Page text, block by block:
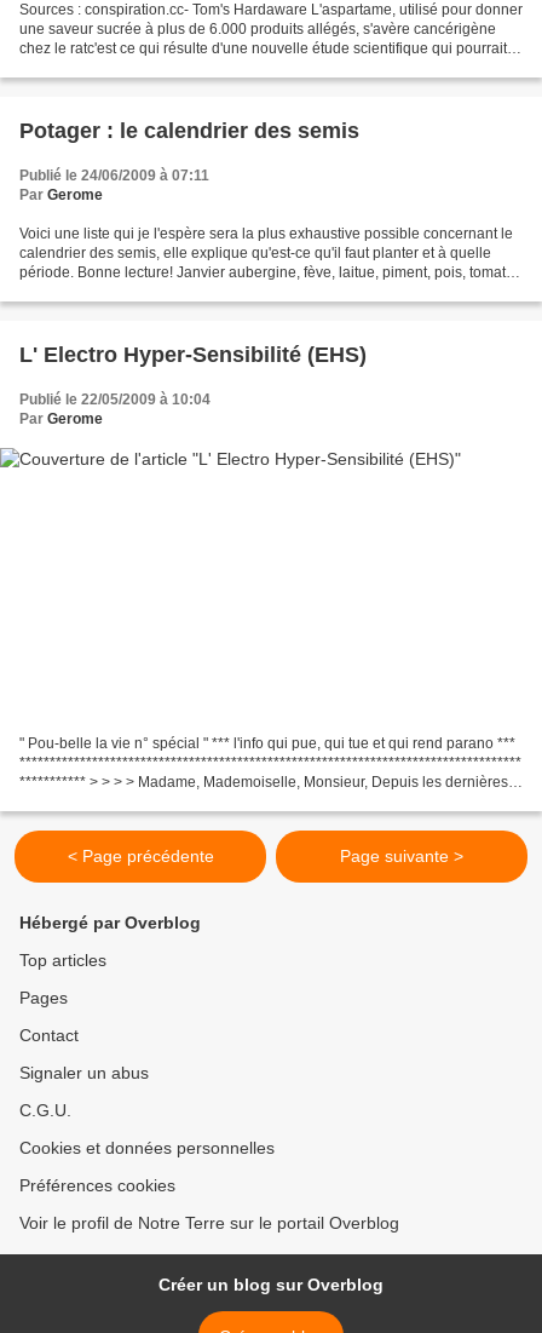
Sources : conspiration.cc- Tom's Hardaware L'aspartame, utilisé pour donner
une saveur sucrée à plus de 6.000 produits allégés, s'avère cancérigène
chez le ratc'est ce qui résulte d'une nouvelle étude scientifique qui pourrait
Potager : le calendrier des semis
Publié le 24/06/2009 à 07:11
Par Gerome
Voici une liste qui je l'espère sera la plus exhaustive possible concernant le
calendrier des semis, elle explique qu'est-ce qu'il faut planter et à quelle
période. Bonne lecture! Janvier aubergine, fève, laitue, piment, pois, tomate.
L' Electro Hyper-Sensibilité (EHS)
Publié le 22/05/2009 à 10:04
Par Gerome
" Pou-belle la vie n° spécial " *** l'info qui pue, qui tue et qui rend parano ***
***********************************************************************************
*********** > > > > Madame, Mademoiselle, Monsieur, Depuis les dernières
< Page précédente Page suivante >
Hébergé par Overblog
Top articles
Pages
Contact
Signaler un abus
C.G.U.
Cookies et données personnelles
Préférences cookies
Voir le profil de Notre Terre sur le portail Overblog
Créer un blog sur Overblog